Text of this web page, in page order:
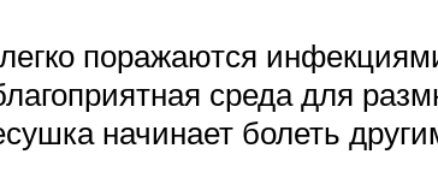
поражаются
среда для
начинает болеть